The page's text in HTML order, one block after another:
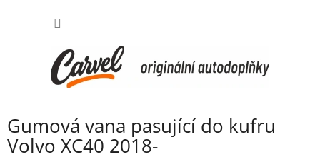
Gumová vana pasující do kufru
Volvo XC40 2018-